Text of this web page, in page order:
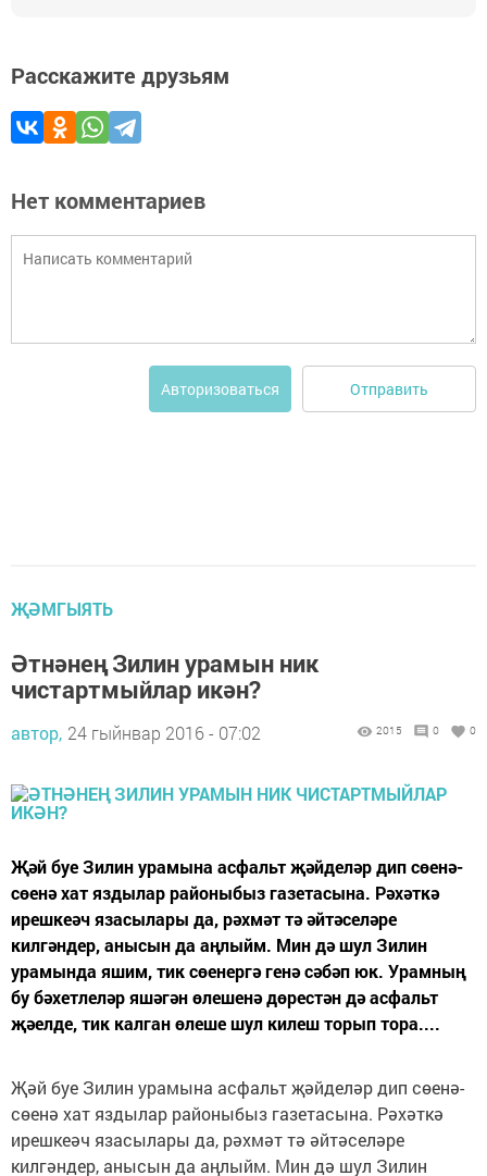
Расскажите друзьям
Нет комментариев
Авторизоваться Отправить
ҖӘМГЫЯТЬ
Әтнәнең Зилин урамын ник
чистартмыйлар икән?
автор, 24 гыйнвар 2016 - 07:02 2015 0 0
Җәй буе Зилин урамына асфальт җәйделәр дип сөенә-
сөенә хат яздылар районыбыз газетасына. Рәхәткә
ирешкеәч язасылары да, рәхмәт тә әйтәселәре
килгәндер, анысын да аңлыйм. Мин дә шул Зилин
урамында яшим, тик сөенергә генә сәбәп юк. Урамның
бу бәхетлеләр яшәгән өлешенә дөрестән дә асфальт
җәелде, тик калган өлеше шул килеш торып тора....
Җәй буе Зилин урамына асфальт җәйделәр дип сөенә-
сөенә хат яздылар районыбыз газетасына. Рәхәткә
ирешкеәч язасылары да, рәхмәт тә әйтәселәре
килгәндер, анысын да аңлыйм. Мин дә шул Зилин